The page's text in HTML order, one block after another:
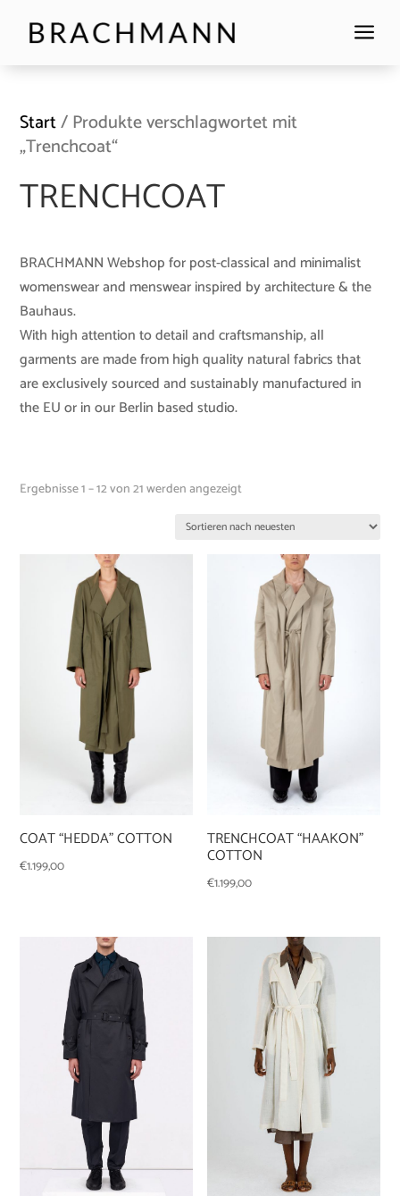
a
Start/ Produkte verschlagwortet mit
„Trenchcoat“
TRENCHCOAT
BRACHMANN Webshop for post-classical and minimalist
womenswear and menswear inspired by architecture & the
Bauhaus.
With high attention to detail and craftsmanship, all
garments are made from high quality natural fabrics that
are exclusively sourced and sustainably manufactured in
the EU or in our Berlin based studio.
Ergebnisse 1 – 12 von 21 werden angezeigt
COAT “HEDDA” COTTON
€1.199,00
TRENCHCOAT “HAAKON”
COTTON
€1.199,00